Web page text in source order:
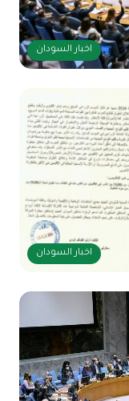
اخبار السودان
اخبار السودان